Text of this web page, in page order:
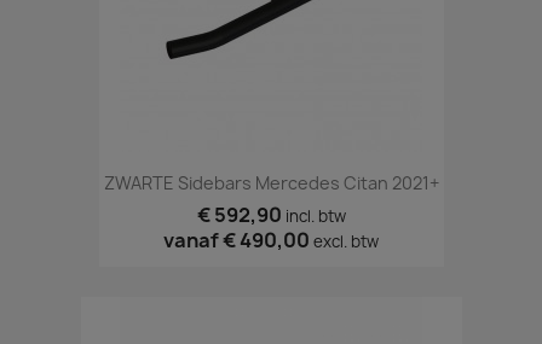
ZWARTE Sidebars Mercedes Citan 2021+
€ 592,90 incl. btw
vanaf€ 490,00 excl. btw